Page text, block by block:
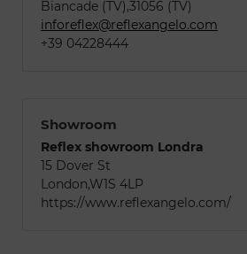
Biancade (TV),31056 (TV)
inforeflex@reflexangelo.com
+39 04228444
Showroom
Reflex showroom Londra
15 Dover St
London,W1S 4LP
https://www.reflexangelo.com/